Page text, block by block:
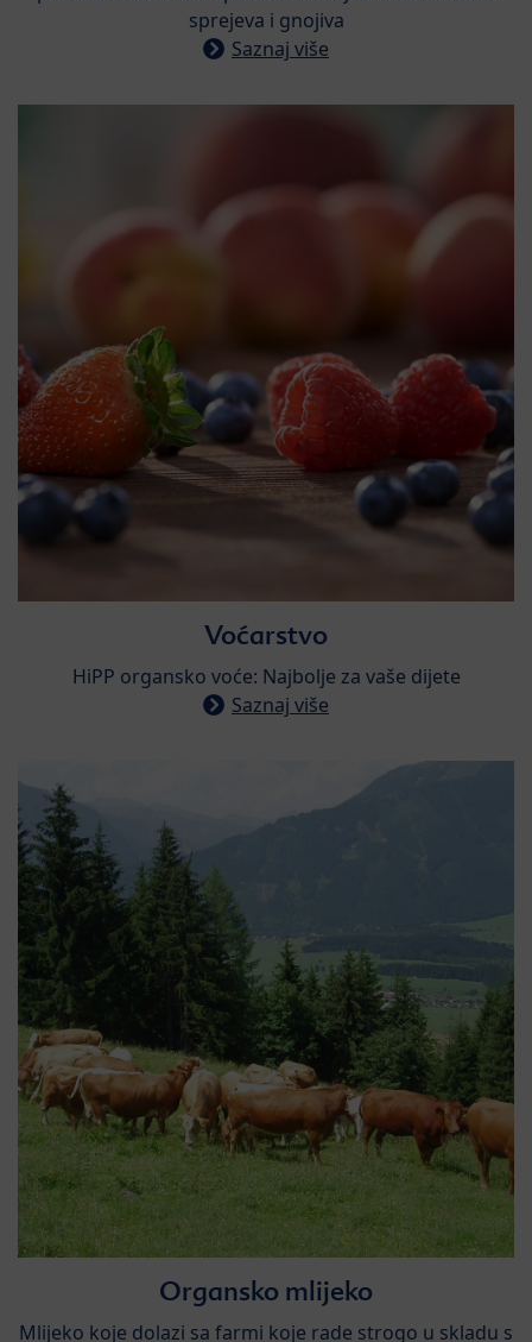
sprejeva i gnojiva
Saznaj više
Voćarstvo
HiPP organsko voće: Najbolje za vaše dijete
Saznaj više
Organsko mlijeko​
​Mlijeko koje dolazi sa farmi koje rade strogo u skladu s